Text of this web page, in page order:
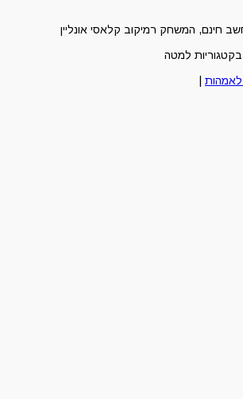
חינם, המשחק רמיקוב קלאסי אונליין
למטה